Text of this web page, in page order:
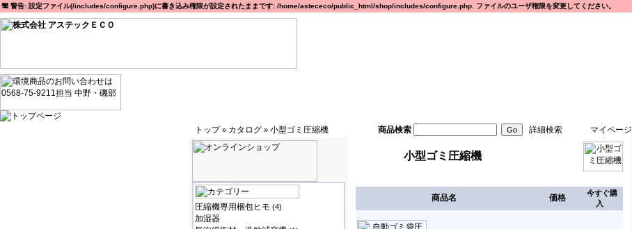
警告: 設定ファイル(/includes/configure.php)に書き込み権限が設定されたままです: /home/astececo/public_html/shop/includes/configure.php. ファイルのユーザ権限を変更してください。
トップ» カタログ » 小型ゴミ圧縮機 商品検索 詳細検索 マイページ
圧縮機専用梱包ヒモ (4)
加湿器
小型ゴミ圧縮機
商品名 価格
今すぐ購
入